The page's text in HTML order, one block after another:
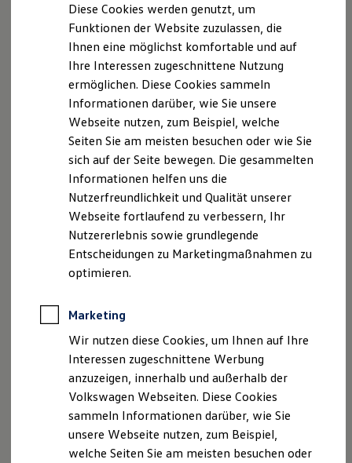
Finanzierung
Für Privatkunden
Für Gewerbekunden
Leasing
Für Privatkunden
Für Gewerbekunden
Versicherungen & Garantien
Garantien
Kfz-Versicherung für Nutzfahrzeuge
Restschuldversicherung
Wartungsverträge
Besitzer & Service
Reparatur & Service
Sommer-Special
Reparatur, Pflege & Inspektion
Servicetermin anfragen
Service-Vorteile bei Volkswagen Nutzfahrzeuge
ServicePlus
Economy Service
Räder & Reifen Service
Notdienst und Pannenhilfe
Software, Konnektivität & Apps
California App
VW Connect für Ihren ID. Buzz
VW Connect für Ihren Transporter/Caravelle
VW Connect für Ihren Amarok
VW Connect für andere Modelle
Connect Pro
Fleet Interface Data
Multistop Pathfinder
Übersicht Software Updates
Diese Cookies werden genutzt, um
Funktionen der Website zuzulassen, die
Ihnen eine möglichst komfortable und auf
Ihre Interessen zugeschnittene Nutzung
ermöglichen. Diese Cookies sammeln
Informationen darüber, wie Sie unsere
Webseite nutzen, zum Beispiel, welche
Seiten Sie am meisten besuchen oder wie Sie
sich auf der Seite bewegen. Die gesammelten
Informationen helfen uns die
Nutzerfreundlichkeit und Qualität unserer
Webseite fortlaufend zu verbessern, Ihr
Nutzererlebnis sowie grundlegende
Entscheidungen zu Marketingmaßnahmen zu
optimieren.
Marketing
Wir nutzen diese Cookies, um Ihnen auf Ihre
Interessen zugeschnittene Werbung
anzuzeigen, innerhalb und außerhalb der
Volkswagen Webseiten. Diese Cookies
sammeln Informationen darüber, wie Sie
unsere Webseite nutzen, zum Beispiel,
welche Seiten Sie am meisten besuchen oder